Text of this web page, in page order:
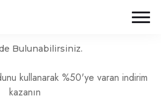
Bulunabilirsiniz.
kullanarak %50'ye varan indirim
kazanın